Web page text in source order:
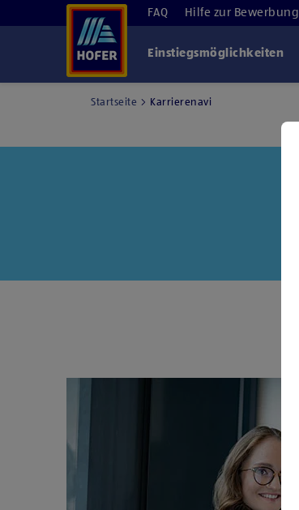
FAQ Hilfe zur Bewerbung
Einstiegsmöglichkeiten
Startseite Karrierenavi